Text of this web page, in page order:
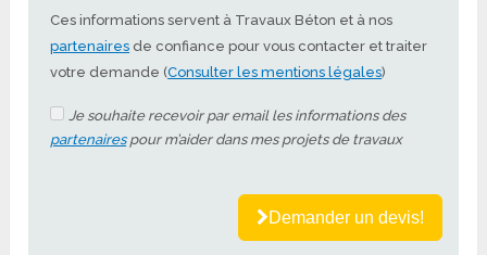
Ces informations servent à Travaux Béton et à nos
partenaires de confiance pour vous contacter et traiter
votre demande (Consulter les mentions légales)
Je souhaite recevoir par email les informations des
partenairespour m’aider dans mes projets de travaux
Demander un devis!